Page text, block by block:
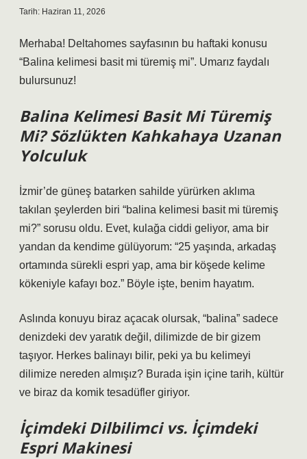
Tarih: Haziran 11, 2026
Merhaba! Deltahomes sayfasının bu haftaki konusu
“Balina kelimesi basit mi türemiş mi”. Umarız faydalı
bulursunuz!
Balina Kelimesi Basit Mi Türemiş
Mi? Sözlükten Kahkahaya Uzanan
Yolculuk
İzmir’de güneş batarken sahilde yürürken aklıma
takılan şeylerden biri “balina kelimesi basit mi türemiş
mi?” sorusu oldu. Evet, kulağa ciddi geliyor, ama bir
yandan da kendime gülüyorum: “25 yaşında, arkadaş
ortamında sürekli espri yap, ama bir köşede kelime
kökeniyle kafayı boz.” Böyle işte, benim hayatım.
Aslında konuyu biraz açacak olursak, “balina” sadece
denizdeki dev yaratık değil, dilimizde de bir gizem
taşıyor. Herkes balinayı bilir, peki ya bu kelimeyi
dilimize nereden almışız? Burada işin içine tarih, kültür
ve biraz da komik tesadüfler giriyor.
İçimdeki Dilbilimci vs. İçimdeki
Espri Makinesi